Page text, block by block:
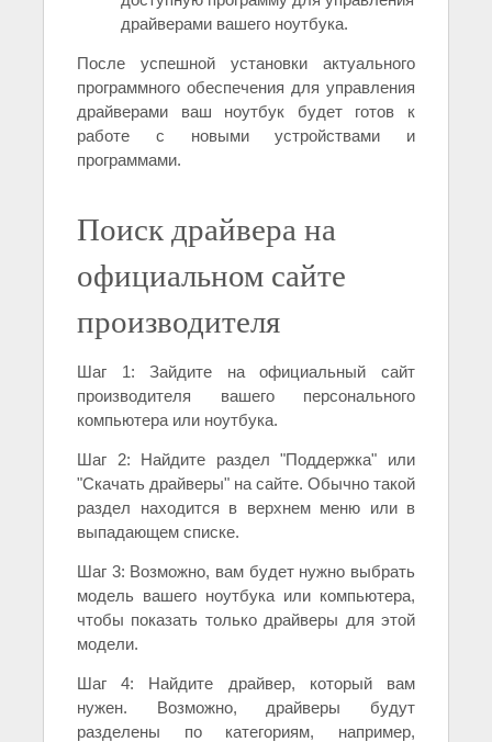
драйверами вашего ноутбука.
После успешной установки актуального
программного обеспечения для управления
драйверами ваш ноутбук будет готов к
работе с новыми устройствами и
программами.
Поиск драйвера на
официальном сайте
производителя
Шаг 1: Зайдите на официальный сайт
производителя вашего персонального
компьютера или ноутбука.
Шаг 2: Найдите раздел "Поддержка" или
"Скачать драйверы" на сайте. Обычно такой
раздел находится в верхнем меню или в
выпадающем списке.
Шаг 3: Возможно, вам будет нужно выбрать
модель вашего ноутбука или компьютера,
чтобы показать только драйверы для этой
модели.
Шаг 4: Найдите драйвер, который вам
нужен. Возможно, драйверы будут
разделены по категориям, например,